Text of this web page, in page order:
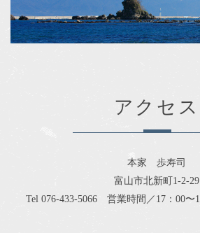
アクセス
本家 歩寿司
富山市北新町1-2-29
Tel 076-433-5066 営業時間／17：00